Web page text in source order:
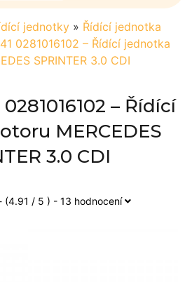
jednotky » Řídící jednotka
0281016102 – Řídící jednotka
SPRINTER 3.0 CDI
– Řídící
MERCEDES
3.0 CDI
/ 5 ) - 13 hodnocení